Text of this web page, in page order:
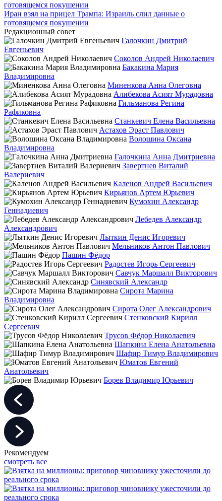
Иран взял на прицел Трампа: Израиль слил данные о
готовящемся покушении
Редакционный совет
Галочкин Дмитрий
Евгеньевич
Соколов Андрей Николаевич
Бакакина Мария
Владимировна
Миненкова Анна Олеговна
Алибекова Асият Мурадовна
Гильманова Регина
Рафиковна
Станкевич Елена Васильевна
Астахов Эраст Павлович
Волошина Оксана
Владимировна
Галочкина Анна Дмитриевна
Завертнев Виталий
Валериевич
Каленов Андрей Васильевич
Кирьянов Артем Юрьевич
Кумохин Александр
Геннадиевич
Лебедев Александр
Александрович
Лыткин Денис Игоревич
Мельников Антон Павлович
Пашин Фёдор
Радостев Игорь Сергеевич
Савчук Маршалл Викторович
Синявский Александр
Сирота Марина
Владимировна
Сирота Олег Александрович
Стенковский Кирилл
Сергеевич
Трусов Фёдор Николаевич
Шапкина Елена Анатольевна
Шафир Тимур Владимирович
Юматов Евгений
Анатольевич
Борев Владимир Юрьевич
Рекомендуем
смотреть все